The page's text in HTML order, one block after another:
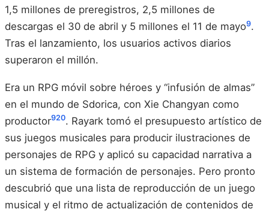
1,5 millones de preregistros, 2,5 millones de
descargas el 30 de abril y 5 millones el 11 de mayo9.
Tras el lanzamiento, los usuarios activos diarios
superaron el millón.
Era un RPG móvil sobre héroes y “infusión de almas”
en el mundo de Sdorica, con Xie Changyan como
productor920. Rayark tomó el presupuesto artístico de
sus juegos musicales para producir ilustraciones de
personajes de RPG y aplicó su capacidad narrativa a
un sistema de formación de personajes. Pero pronto
descubrió que una lista de reproducción de un juego
musical y el ritmo de actualización de contenidos de